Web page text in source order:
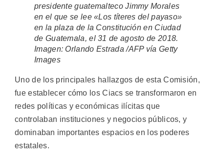
presidente guatemalteco Jimmy Morales
en el que se lee «Los títeres del payaso»
en la plaza de la Constitución en Ciudad
de Guatemala, el 31 de agosto de 2018.
Imagen: Orlando Estrada /AFP vía Getty
Images
Uno de los principales hallazgos de esta Comisión,
fue establecer cómo los Ciacs se transformaron en
redes políticas y económicas ilícitas que
controlaban instituciones y negocios públicos, y
dominaban importantes espacios en los poderes
estatales.